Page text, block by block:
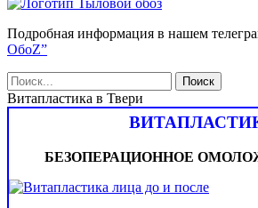
Подробная информация в нашем
ОбоZ”
Витапластика в Твери
БЕЗОПЕРАЦИОННОЕ